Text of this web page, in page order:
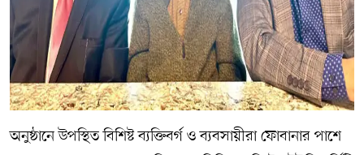
অনুষ্ঠানে উপস্থিত বিশিষ্ট ব্যক্তিবর্গ ও ব্যবসায়ীরা ফোবানার পাশে